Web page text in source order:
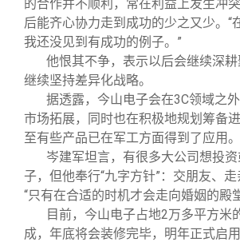
的合作并不顺利，常在利益上发生冲
后能齐心协力走到成功的少之又少。“
我还没见到有成功的例子。”
他恨其不争，表示以后会继续深耕
继续坚持差异化战略。
据透露，今山电子会在3C领域之
市场拓展，同时也在积极地规划筹备
至有些产品已在军工方面得到了应用。
岑建军坦言，有很多大公司想投
子，但他奉行“九字方针”：交朋友、走
“只有在合适的时机才会走向婚姻的殿
目前，今山电子占地2万多平方米
成，年底将会装修完毕，明年正式启